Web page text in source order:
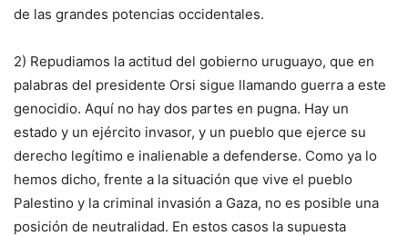
de las grandes potencias occidentales.
2) Repudiamos la actitud del gobierno uruguayo, que en
palabras del presidente Orsi sigue llamando guerra a este
genocidio. Aquí no hay dos partes en pugna. Hay un
estado y un ejército invasor, y un pueblo que ejerce su
derecho legítimo e inalienable a defenderse. Como ya lo
hemos dicho, frente a la situación que vive el pueblo
Palestino y la criminal invasión a Gaza, no es posible una
posición de neutralidad. En estos casos la supuesta